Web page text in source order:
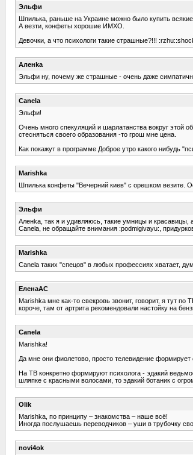
Эльфи
Шпилька, раньше на Украине можно было купить
А везти, конфеты хорошие ИМХО.
Девочки, а что психологи такие страшные?!!!
Аленka
Эльфи ну, почему же страшные - очень даже
Canela
Эльфи!
Очень много спекуляций и шарлатанства вокруг этой
стесняться своего образования -то грош мне цена.
Как покажут в программе Доброе утро какого нибудь
Marishka
Шпилька конфеты "Вечерний киев" с орешком везите.
Эльфи
Аленka, так я и удивляюсь, такие умницы и красавицы,
Canela, не обращайте внимания :podmigivayu:,
Marishka
Canela таких "спецов" в любых профессиях хватает,
ЕленаАС
Marishka мне как-то свекровь звонит, говорит, я тут по
короче, там от артрита рекомендовали настойку на
Canela
Marishka!
Да мне они фиолетово, просто телевидение формирует
На ТВ конкретно формируют психолога - эдакий
шляпке с красными волосами, то эдакий ботаник с
Olik
Marishka, по принципу – знакомства – наше всё!
Иногда послушаешь переводчиков – уши в трубочку
novi4ok